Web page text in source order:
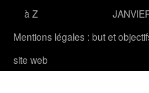
à Z
Mentions légales : but et
site web